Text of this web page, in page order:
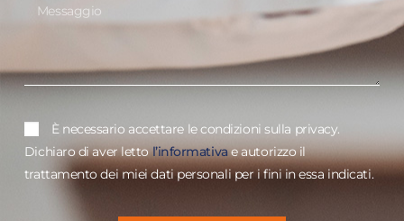
È necessario accettare le condizioni sulla privacy.
Dichiaro di aver lettol’informativae autorizzo il
trattamento dei miei dati personali per i fini in essa indicati.